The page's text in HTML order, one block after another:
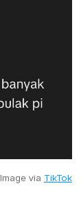
Image via TikTok